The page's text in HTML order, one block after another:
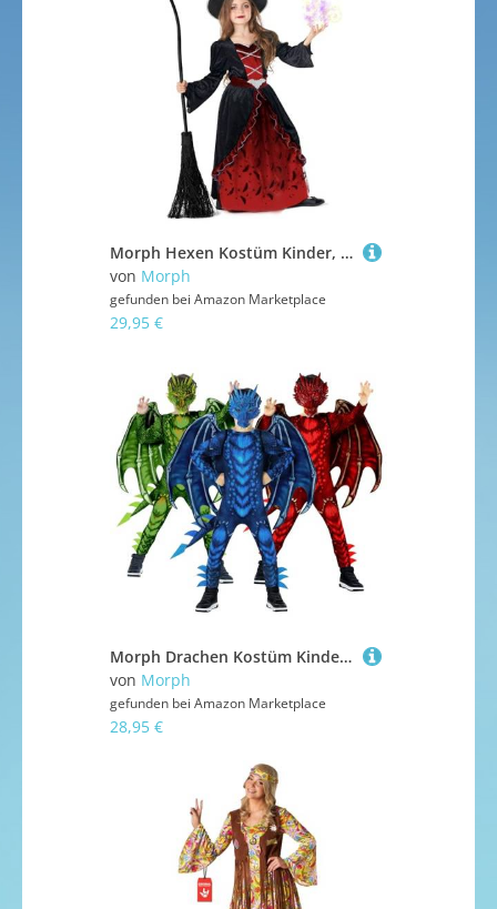
Morph Hexen Kostüm Kinder, Hexenkostüm Kinder Mädchen, Hexe Kostüm für Halloween, Karneval & Fasching, M
von Morph
gefunden bei Amazon Marketplace
29,95 €
Morph Drachen Kostüm Kinder, Kostüm Drache Kinder, Drachenkostüm Jungen und Mädchen für Halloween, Karneval und Fasching, L
von Morph
gefunden bei Amazon Marketplace
28,95 €